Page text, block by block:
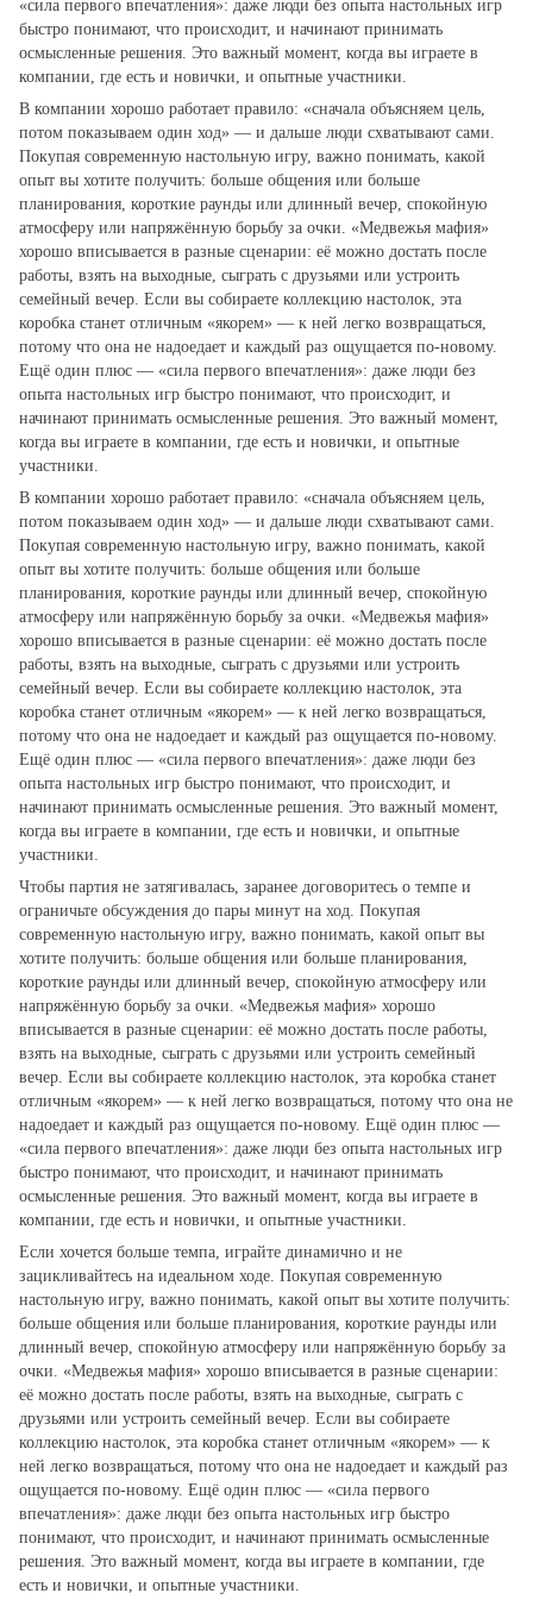
«сила первого впечатления»: даже люди без опыта настольных игр
быстро понимают, что происходит, и начинают принимать
осмысленные решения. Это важный момент, когда вы играете в
компании, где есть и новички, и опытные участники.
В компании хорошо работает правило: «сначала объясняем цель,
потом показываем один ход» — и дальше люди схватывают сами.
Покупая современную настольную игру, важно понимать, какой
опыт вы хотите получить: больше общения или больше
планирования, короткие раунды или длинный вечер, спокойную
атмосферу или напряжённую борьбу за очки. «Медвежья мафия»
хорошо вписывается в разные сценарии: её можно достать после
работы, взять на выходные, сыграть с друзьями или устроить
семейный вечер. Если вы собираете коллекцию настолок, эта
коробка станет отличным «якорем» — к ней легко возвращаться,
потому что она не надоедает и каждый раз ощущается по‑новому.
Ещё один плюс — «сила первого впечатления»: даже люди без
опыта настольных игр быстро понимают, что происходит, и
начинают принимать осмысленные решения. Это важный момент,
когда вы играете в компании, где есть и новички, и опытные
участники.
В компании хорошо работает правило: «сначала объясняем цель,
потом показываем один ход» — и дальше люди схватывают сами.
Покупая современную настольную игру, важно понимать, какой
опыт вы хотите получить: больше общения или больше
планирования, короткие раунды или длинный вечер, спокойную
атмосферу или напряжённую борьбу за очки. «Медвежья мафия»
хорошо вписывается в разные сценарии: её можно достать после
работы, взять на выходные, сыграть с друзьями или устроить
семейный вечер. Если вы собираете коллекцию настолок, эта
коробка станет отличным «якорем» — к ней легко возвращаться,
потому что она не надоедает и каждый раз ощущается по‑новому.
Ещё один плюс — «сила первого впечатления»: даже люди без
опыта настольных игр быстро понимают, что происходит, и
начинают принимать осмысленные решения. Это важный момент,
когда вы играете в компании, где есть и новички, и опытные
участники.
Чтобы партия не затягивалась, заранее договоритесь о темпе и
ограничьте обсуждения до пары минут на ход. Покупая
современную настольную игру, важно понимать, какой опыт вы
хотите получить: больше общения или больше планирования,
короткие раунды или длинный вечер, спокойную атмосферу или
напряжённую борьбу за очки. «Медвежья мафия» хорошо
вписывается в разные сценарии: её можно достать после работы,
взять на выходные, сыграть с друзьями или устроить семейный
вечер. Если вы собираете коллекцию настолок, эта коробка станет
отличным «якорем» — к ней легко возвращаться, потому что она не
надоедает и каждый раз ощущается по‑новому. Ещё один плюс —
«сила первого впечатления»: даже люди без опыта настольных игр
быстро понимают, что происходит, и начинают принимать
осмысленные решения. Это важный момент, когда вы играете в
компании, где есть и новички, и опытные участники.
Если хочется больше темпа, играйте динамично и не
зацикливайтесь на идеальном ходе. Покупая современную
настольную игру, важно понимать, какой опыт вы хотите получить:
больше общения или больше планирования, короткие раунды или
длинный вечер, спокойную атмосферу или напряжённую борьбу за
очки. «Медвежья мафия» хорошо вписывается в разные сценарии:
её можно достать после работы, взять на выходные, сыграть с
друзьями или устроить семейный вечер. Если вы собираете
коллекцию настолок, эта коробка станет отличным «якорем» — к
ней легко возвращаться, потому что она не надоедает и каждый раз
ощущается по‑новому. Ещё один плюс — «сила первого
впечатления»: даже люди без опыта настольных игр быстро
понимают, что происходит, и начинают принимать осмысленные
решения. Это важный момент, когда вы играете в компании, где
есть и новички, и опытные участники.